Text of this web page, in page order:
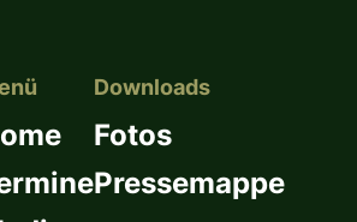
Downloads
Fotos
Pressemappe